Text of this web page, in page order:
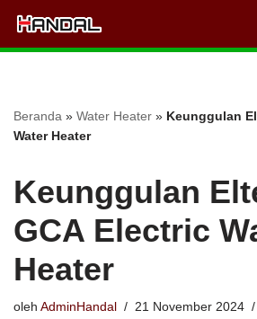
Lompat
Beranda » Water Heater » Keunggulan
Water Heater
Keunggulan
GCA Electric
Heater
oleh AdminHandal 21 November 2024